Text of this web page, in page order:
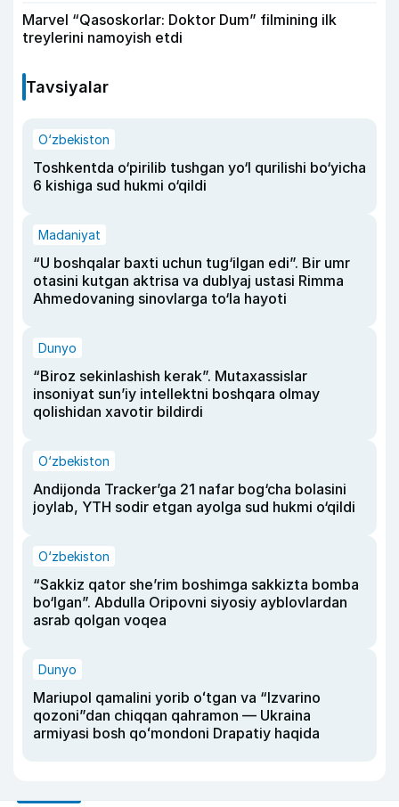
Marvel “Qasoskorlar: Doktor Dum” filmining ilk
treylerini namoyish etdi
Tavsiyalar
O‘zbekiston
Toshkentda o‘pirilib tushgan yo‘l qurilishi bo‘yicha
6 kishiga sud hukmi o‘qildi
Madaniyat
“U boshqalar baxti uchun tug‘ilgan edi”. Bir umr
otasini kutgan aktrisa va dublyaj ustasi Rimma
Ahmedovaning sinovlarga to‘la hayoti
Dunyo
“Biroz sekinlashish kerak”. Mutaxassislar
insoniyat sun’iy intellektni boshqara olmay
qolishidan xavotir bildirdi
O‘zbekiston
Andijonda Tracker’ga 21 nafar bog‘cha bolasini
joylab, YTH sodir etgan ayolga sud hukmi o‘qildi
O‘zbekiston
“Sakkiz qator she’rim boshimga sakkizta bomba
bo‘lgan”. Abdulla Oripovni siyosiy ayblovlardan
asrab qolgan voqea
Dunyo
Mariupol qamalini yorib oʻtgan va “Izvarino
qozoni”dan chiqqan qahramon — Ukraina
armiyasi bosh qoʻmondoni Drapatiy haqida